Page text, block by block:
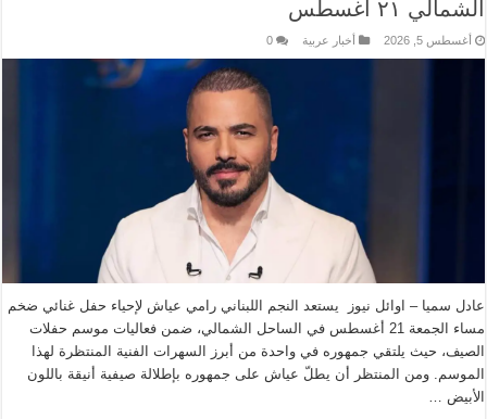
الشمالي ٢١ اغسطس
أغسطس 5, 2026 أخبار عربية 0
عادل سميا – اوائل نيوز يستعد النجم اللبناني رامي عياش لإحياء حفل غنائي ضخم
مساء الجمعة 21 أغسطس في الساحل الشمالي، ضمن فعاليات موسم حفلات
الصيف، حيث يلتقي جمهوره في واحدة من أبرز السهرات الفنية المنتظرة لهذا
الموسم. ومن المنتظر أن يطلّ عياش على جمهوره بإطلالة صيفية أنيقة باللون
الأبيض …